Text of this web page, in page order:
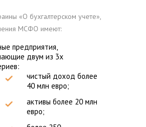
«О бухгалтерском учете»,
МСФО имеют:
предприятия,
двум из 3х
чистый доход более
40 млн евро;
активы более 20 млн
евро;